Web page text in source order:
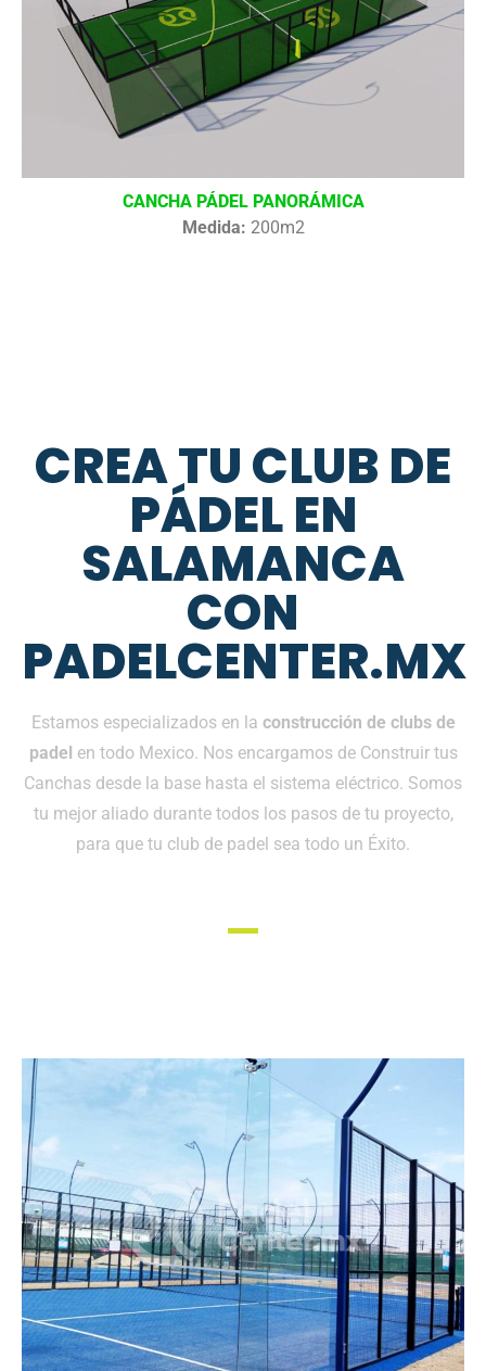
CANCHA PÁDEL PANORÁMICA
Medida: 200m2
CREA TU CLUB DE
PÁDEL EN
SALAMANCA
CON
PADELCENTER.MX
Estamos especializados en la construcción de clubs de
padel en todo Mexico. Nos encargamos de Construir tus
Canchas desde la base hasta el sistema eléctrico. Somos
tu mejor aliado durante todos los pasos de tu proyecto,
para que tu club de padel sea todo un Éxito.